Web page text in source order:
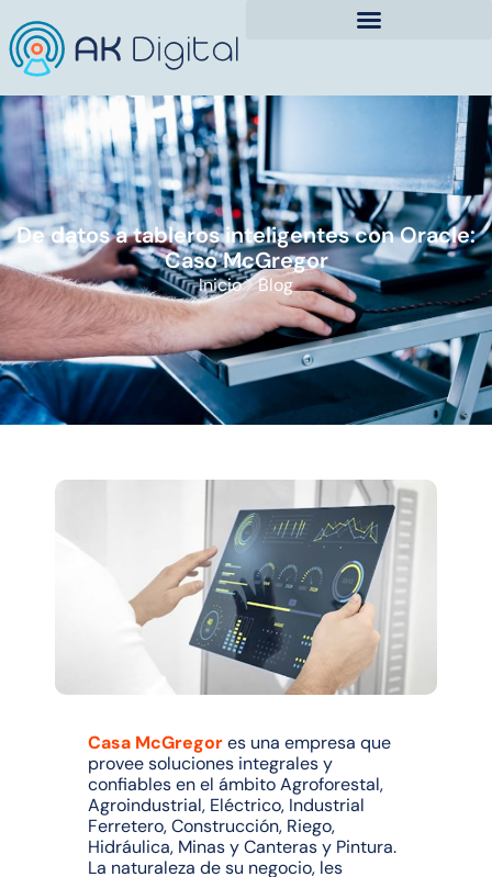
De datos a tableros inteligentes con Oracle:
Caso McGregor
Inicio Blog
Casa McGregores una empresa que
provee soluciones integrales y
confiables en el ámbito Agroforestal,
Agroindustrial, Eléctrico, Industrial
Ferretero, Construcción, Riego,
Hidráulica, Minas y Canteras y Pintura.
La naturaleza de su negocio, les